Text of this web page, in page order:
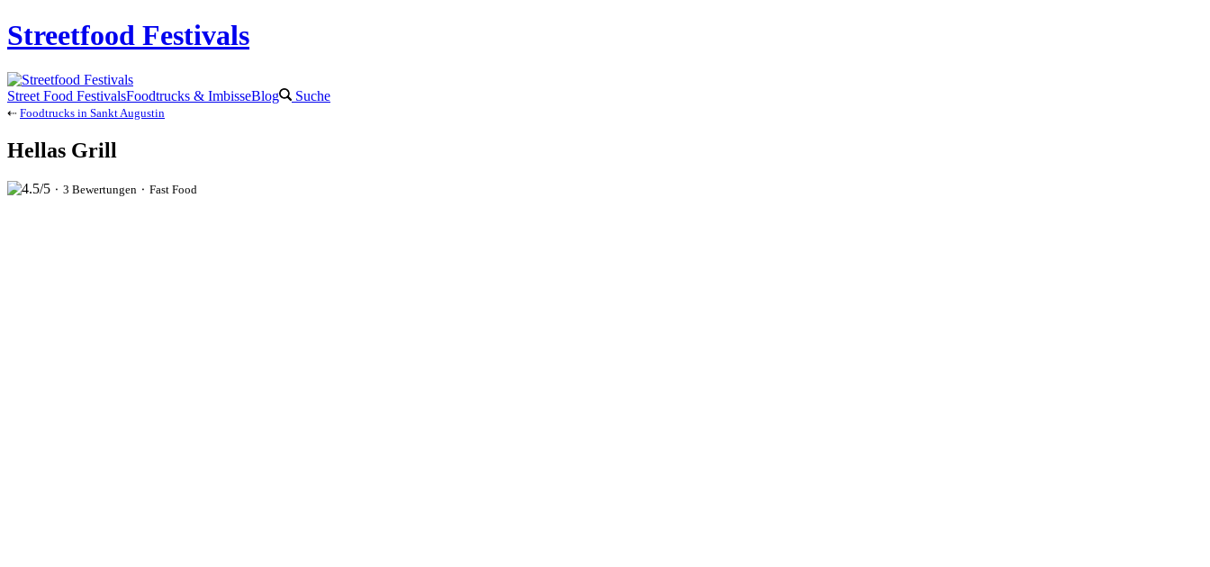
Streetfood Festivals
Street Food FestivalsFoodtrucks & ImbisseBlog Suche
⇠ Foodtrucks in Sankt Augustin
Hellas Grill
⬝ 3 Bewertungen ⬝ Fast Food